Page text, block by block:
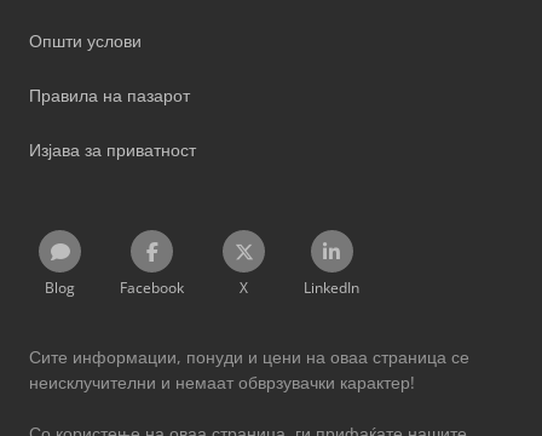
Општи услови
Правила на пазарот
Изјава за приватност
Blog Facebook X LinkedIn
Сите информации, понуди и цени на оваа страница се
неисклучителни и немаат обврзувачки карактер!